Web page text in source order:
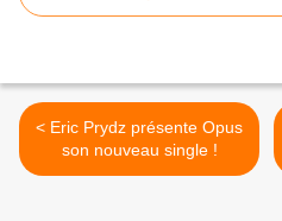
< Eric Prydz présente Opus
son nouveau single !